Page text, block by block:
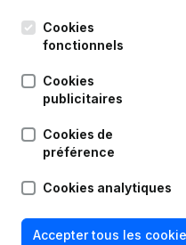
26-06-2025
Cookies
fonctionnels
Cookies
publicitaires
Cookies de
préférence
Cookies analytiques
Accepter tous les